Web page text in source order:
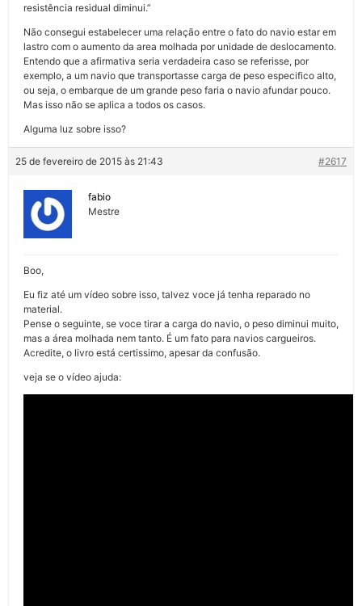
resistência residual diminui.”
Não consegui estabelecer uma relação entre o fato do navio estar em
lastro com o aumento da area molhada por unidade de deslocamento.
Entendo que a afirmativa seria verdadeira caso se referisse, por
exemplo, a um navio que transportasse carga de peso especifico alto,
ou seja, o embarque de um grande peso faria o navio afundar pouco.
Mas isso não se aplica a todos os casos.
Alguma luz sobre isso?
25 de fevereiro de 2015 às 21:43 #2617
fabio
Mestre
Boo,
Eu fiz até um vídeo sobre isso, talvez voce já tenha reparado no
material.
Pense o seguinte, se voce tirar a carga do navio, o peso diminui muito,
mas a área molhada nem tanto. É um fato para navios cargueiros.
Acredite, o livro está certissimo, apesar da confusão.
veja se o vídeo ajuda: